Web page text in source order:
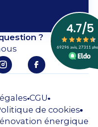
?
CGU
de cookies
énergique